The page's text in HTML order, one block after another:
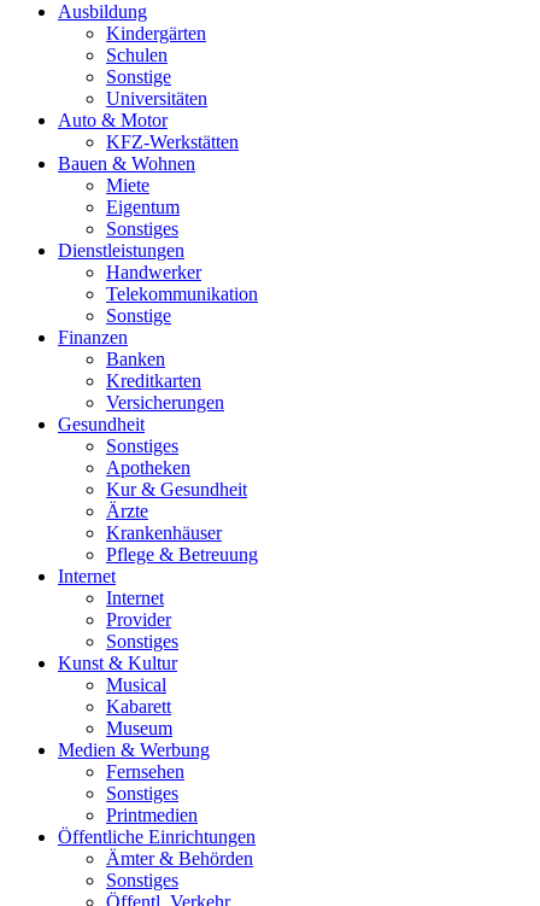
Ausbildung
Kindergärten
Schulen
Sonstige
Universitäten
Auto & Motor
KFZ-Werkstätten
Bauen & Wohnen
Miete
Eigentum
Sonstiges
Dienstleistungen
Handwerker
Telekommunikation
Sonstige
Finanzen
Banken
Kreditkarten
Versicherungen
Gesundheit
Sonstiges
Apotheken
Kur & Gesundheit
Ärzte
Krankenhäuser
Pflege & Betreuung
Internet
Internet
Provider
Sonstiges
Kunst & Kultur
Musical
Kabarett
Museum
Medien & Werbung
Fernsehen
Sonstiges
Printmedien
Öffentliche Einrichtungen
Ämter & Behörden
Sonstiges
Öffentl. Verkehr